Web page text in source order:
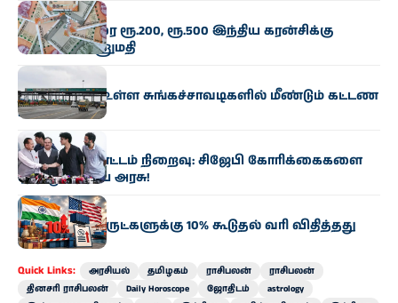
இந்தியா
ரூ.25,000 வரை ரூ.200, ரூ.500 இந்திய கரன்சிக்கு
நேபாளம் அனுமதி
இந்தியா
தமிழகத்தில் உள்ள சுங்கச்சாவடிகளில் மீண்டும் கட்டண
உயர்வு
இந்தியா
டெல்லி போராட்டம் நிறைவு: சிஜேபி கோரிக்கைகளை
ஏற்றது மத்திய அரசு!
இந்தியா
இந்தியப் பொருட்களுக்கு 10% கூடுதல் வரி விதித்தது
அமெரிக்கா
Quick Links: அரசியல் தமிழகம் ராசிபலன்
ராசிபலன்
தினசரி ராசிபலன்
Daily Horoscope ஜோதிடம்
astrology